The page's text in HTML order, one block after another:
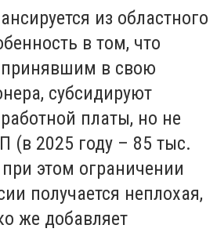
из областного
в том, что
принявшим в свою
субсидируют
платы, но не
(в 2025 году – 85 тыс.
этом ограничении
получается неплохая,
же добавляет